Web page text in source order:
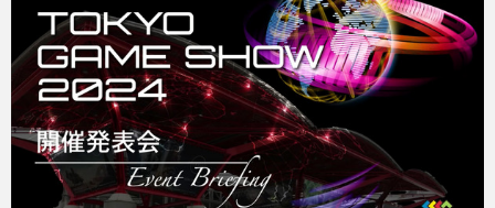
イベント/セミナー
eスポーツ